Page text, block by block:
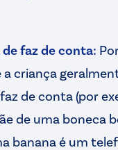
faz de conta:
a criança
de conta (por
de uma boneca
banana é um